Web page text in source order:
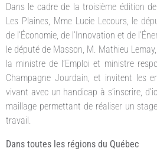
Dans le cadre de la troisième édition
Les Plaines, Mme Lucie Lecours, le
de l’Économie, de l’Innovation et de
le député de Masson, M. Mathieu
la ministre de l’Emploi et ministre
Champagne Jourdain, et invitent les
vivant avec un handicap à s’inscrire,
maillage permettant de réaliser un
travail.
Dans toutes les régions du Québec